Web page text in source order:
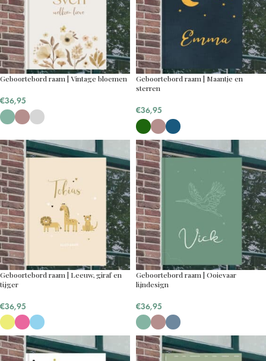
Geboortebord raam | Vintage bloemen
€36,95
Geboortebord raam | Maantje en
sterren
€36,95
Geboortebord raam | Leeuw, giraf en
tijger
€36,95
Geboortebord raam | Ooievaar
lijndesign
€36,95